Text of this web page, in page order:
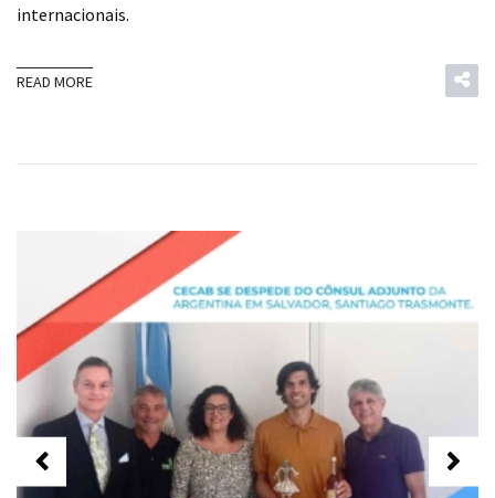
internacionais.
READ MORE